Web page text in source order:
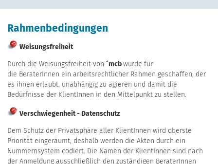
Rahmenbedingungen
Weisungsfreiheit
Durch die Weisungsfreiheit von ´mcbwurde für
die BeraterInnen ein arbeitsrechtlicher Rahmen geschaffen, der
es ihnen erlaubt, unabhängig zu agieren und damit die
Bedürfnisse der KlientInnen in den Mittelpunkt zu stellen.
Verschwiegenheit - Datenschutz
Dem Schutz der Privatsphäre aller KlientInnen wird oberste
Priorität eingeräumt, deshalb werden die Akten durch ein
Nummernsystem codiert. Die Namen der KlientInnen sind nach
der Anmeldung ausschließlich den zuständigen BeraterInnen